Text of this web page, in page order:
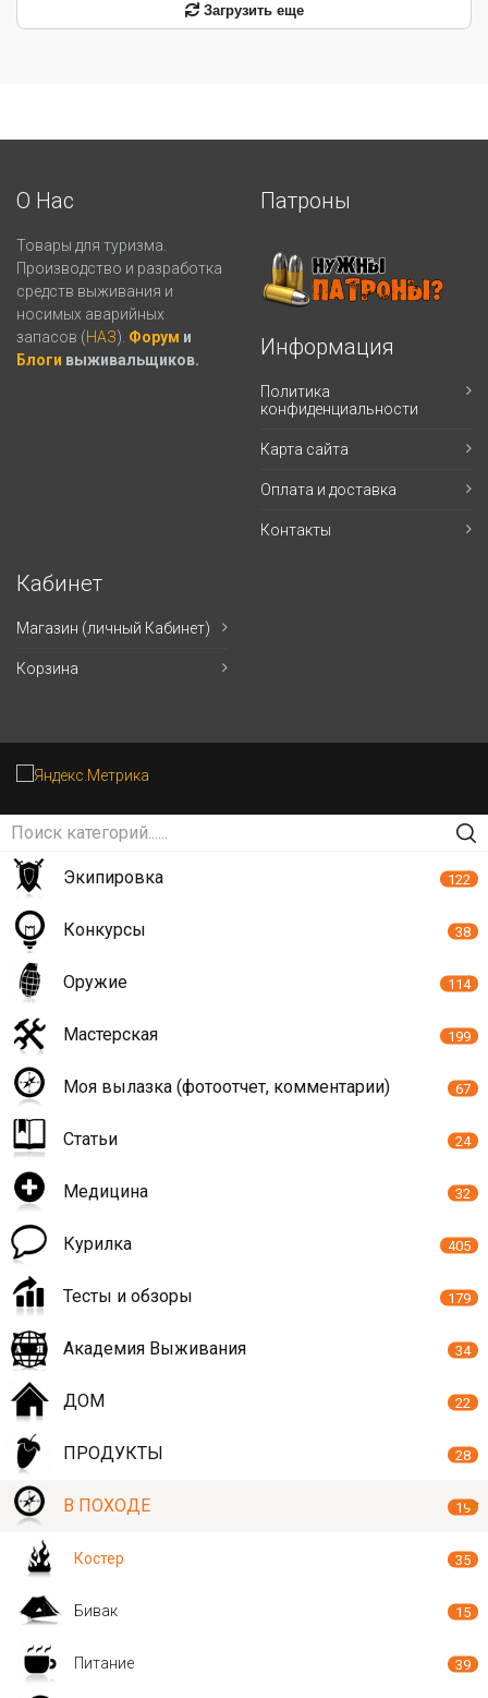
Загрузить еще
О Нас
Товары для туризма.
Производство и разработка
средств выживания и
носимых аварийных
запасов (НАЗ). Форум и
Блоги выживальщиков.
Патроны
Информация
Политика
конфиденциальности
Карта сайта
Оплата и доставка
Контакты
Кабинет
Магазин (личный Кабинет)
Корзина
Экипировка 122
Конкурсы 38
Оружие 114
Мастерская 199
Моя вылазка (фотоотчет, комментарии) 67
Статьи 24
Медицина 32
Курилка 405
Тесты и обзоры 179
Академия Выживания 34
ДОМ 22
ПРОДУКТЫ 28
В ПОХОДЕ 19
Костер 35
Бивак 15
Питание 39